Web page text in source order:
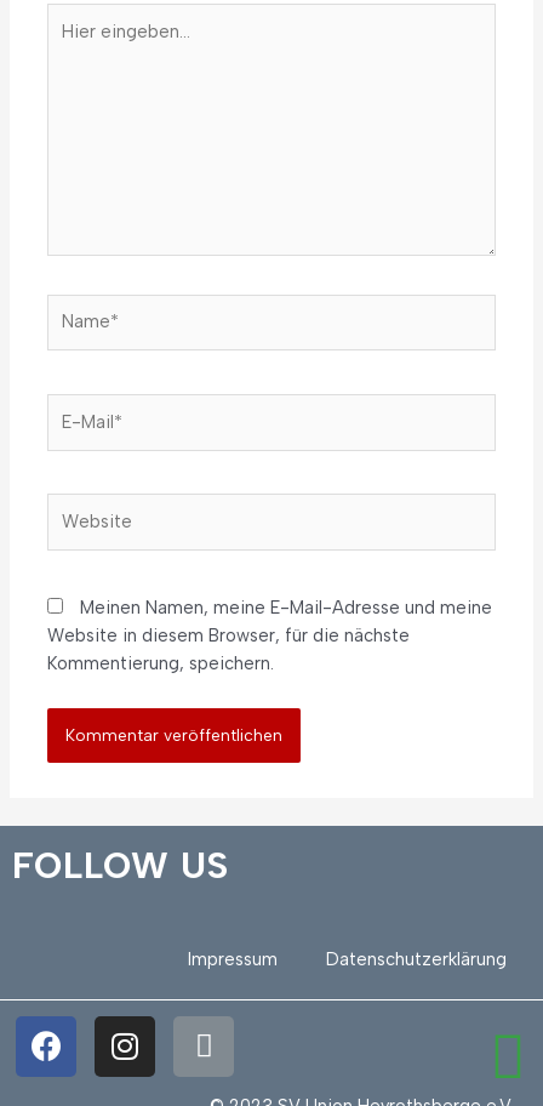
Meinen Namen, meine E-Mail-Adresse und meine
Website in diesem Browser, für die nächste
Kommentierung, speichern.
FOLLOW US
Impressum Datenschutzerklärung